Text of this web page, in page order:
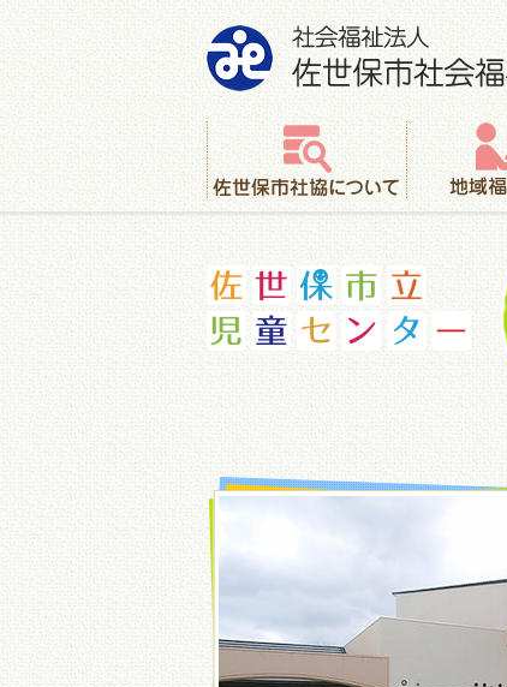
社会福祉法人 佐世保市社会福祉協議会
佐世保市社協について 地域福祉活動